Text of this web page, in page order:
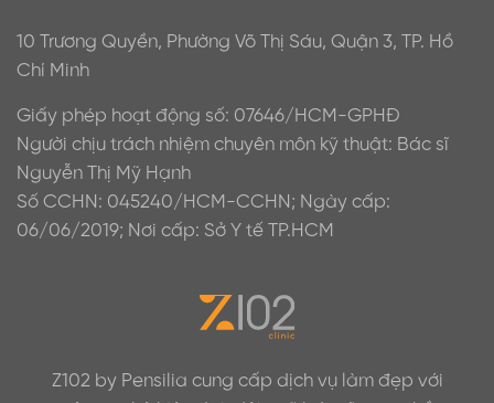
10 Trương Quyền, Phường Võ Thị Sáu, Quận 3, TP. Hồ
Chí Minh
Giấy phép hoạt động số: 07646/HCM-GPHĐ
Người chịu trách nhiệm chuyên môn kỹ thuật: Bác sĩ
Nguyễn Thị Mỹ Hạnh
Số CCHN: 045240/HCM-CCHN; Ngày cấp:
06/06/2019; Nơi cấp: Sở Y tế TP.HCM
Z102 by Pensilia cung cấp dịch vụ làm đẹp với